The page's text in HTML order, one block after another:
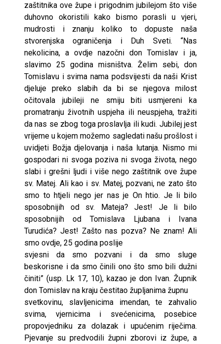
zaštitnika ove župe i prigodnim jubilejom što više
duhovno okoristili kako bismo porasli u vjeri,
mudrosti i znanju koliko to dopuste naša
stvorenjska ograničenja i Duh Sveti. “Nas
nekolicina, a ovdje nazočni don Tomislav i ja,
slavimo 25 godina misništva. Želim sebi, don
Tomislavu i svima nama podsvijesti da naši Krist
djeluje preko slabih da bi se njegova milost
očitovala jubileji ne smiju biti usmjereni ka
promatranju životnih uspjeha ili neuspjeha, tražiti
da nas se zbog toga proslavlja ili kudi. Jubilej jest
vrijeme u kojem možemo sagledati našu prošlost i
uvidjeti Božja djelovanja i naša lutanja. Nismo mi
gospodari ni svoga poziva ni svoga života, nego
slabi i grešni ljudi i više nego zaštitnik ove župe
sv. Matej. Ali kao i sv. Matej, pozvani, ne zato što
smo to htjeli nego jer nas je On htio. Je li bilo
sposobnijih od sv. Mateja? Jest! Je li bilo
sposobnijih od Tomislava Ljubana i Ivana
Turudića? Jest! Zašto nas pozva? Ne znam! Ali
smo ovdje, 25 godina poslije
svjesni da smo pozvani i da smo sluge
beskorisne i da smo činili ono što smo bili dužni
činiti” (usp. Lk 17, 10), kazao je don Ivan. Župnik
don Tomislav na kraju čestitao župljanima župnu
svetkovinu, slavljenicima imendan, te zahvalio
svima, vjernicima i svećenicima, posebice
propovjedniku za dolazak i upućenim riječima.
Pjevanje su predvodili župni zborovi iz župe, a